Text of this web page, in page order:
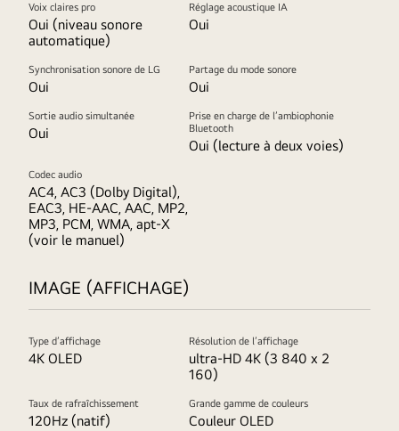
Voix claires pro
Oui (niveau sonore
automatique)
Réglage acoustique IA
Oui
Synchronisation sonore de LG
Oui
Partage du mode sonore
Oui
Sortie audio simultanée
Oui
Prise en charge de l’ambiophonie
Bluetooth
Oui (lecture à deux voies)
Codec audio
AC4, AC3 (Dolby Digital),
EAC3, HE-AAC, AAC, MP2,
MP3, PCM, WMA, apt-X
(voir le manuel)
IMAGE (AFFICHAGE)
Type d’affichage
4K OLED
Résolution de l’affichage
ultra-HD 4K (3 840 x 2
160)
Taux de rafraîchissement
120Hz (natif)
Grande gamme de couleurs
Couleur OLED